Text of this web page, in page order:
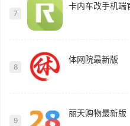
7
卡内车改手机端
8
体网院最新版
9
丽天购物最新版